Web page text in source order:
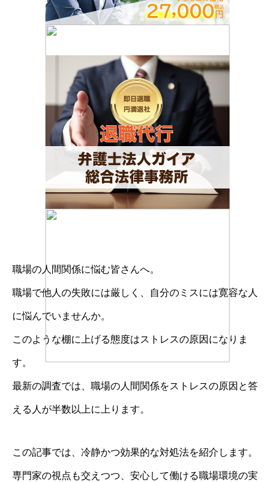
職場の人間関係に悩む皆さんへ。
職場で他人の失敗には厳しく、自分のミスには寛容な人
に悩んでいませんか。
このような棚に上げる態度はストレスの原因になりま
す。
最新の調査では、職場の人間関係をストレスの原因と答
える人が半数以上に上ります。
この記事では、冷静かつ効果的な対処法を紹介します。
専門家の視点も交えつつ、安心して働ける職場環境の実